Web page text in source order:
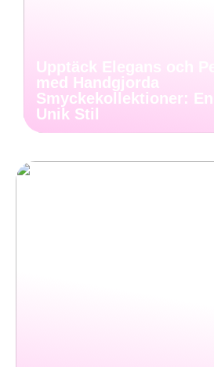
Upptäck Elegans och
med Handgjorda
Smyckekollektioner: En
Unik Stil